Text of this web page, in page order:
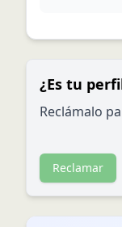
¿Es tu
Reclámalo
Reclamar